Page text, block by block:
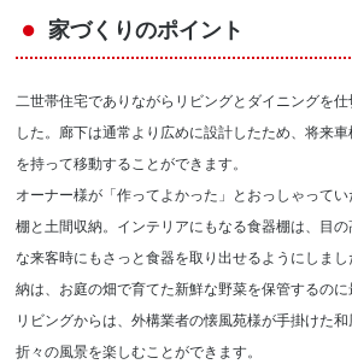
家づくりのポイント
二世帯住宅でありながらリビングとダイニングを
した。廊下は通常より広めに設計したため、将来
を持って移動することができます。
オーナー様が「作ってよかった」とおっしゃって
棚と土間収納。インテリアにもなる食器棚は、目
な来客時にもさっと食器を取り出せるようにしま
納は、お庭の畑で育てた新鮮な野菜を保管するのに
リビングからは、外構業者の懐風苑様が手掛けた
折々の風景を楽しむことができます。